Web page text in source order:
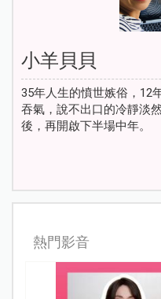
小羊貝貝
35年人生的憤世嫉俗，12
吞氣，說不出口的冷靜淡
後，再開啟下半場中年。
熱門影音